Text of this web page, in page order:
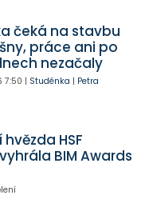
čeká na stavbu
práce ani po
nezačaly
7:50 | Studénka | Petra
HSF
BIM Awards